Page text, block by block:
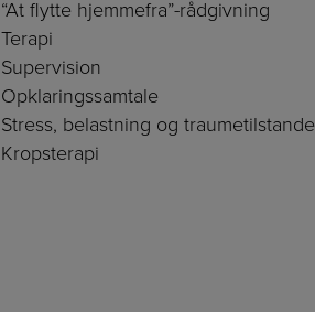
“At flytte hjemmefra”-rådgivning
Terapi
Supervision
Opklaringssamtale
Stress, belastning og traumetilstande
Kropsterapi